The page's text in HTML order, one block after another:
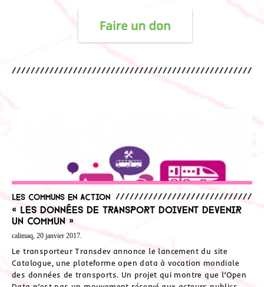
Les communs en action
« Les données de transport doivent devenir
un commun »
calimaq, 20 janvier 2017.
Le transporteur Transdev annonce le lancement du site
Catalogue, une plateforme open data à vocation mondiale
des données de transports. Un projet qui montre que l’Open